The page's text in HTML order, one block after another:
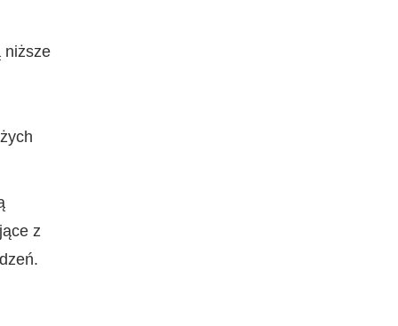
niższe
z